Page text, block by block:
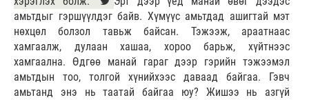
амьтдыг гэршүүлдэг байв. Хүмүүс амьтдад ашигтай мэт
нөхцөл болзол тавьж байсан. Тэжээж, араатнаас
хамгаалж, дулаан хашаа, хороо барьж, хүйтнээс
хамгаална. Өдгөө манай гараг дээр гэрийн тэжээмэл
амьтдын тоо, толгой хүнийхээс даваад байгаа. Гэвч
амьтанд энэ нь таатай байгаа юу? Жишээ нь азгүй